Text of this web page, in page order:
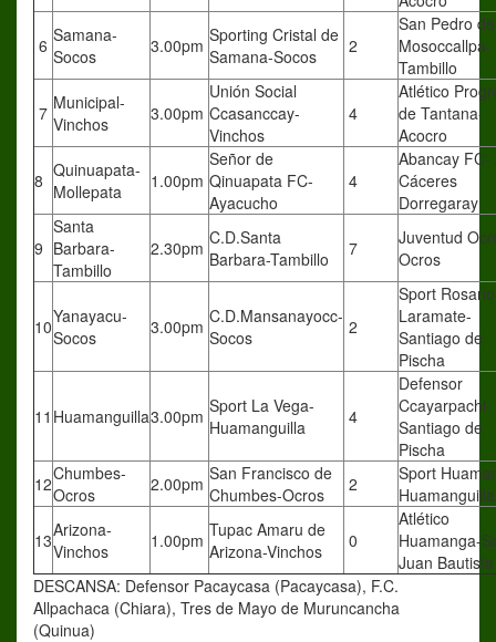
6 Samana-
Socos
3.00pm Sporting Cristal de
Samana-Socos
2
San Pedro de
Mosoccallpa-
Tambillo
7 Municipal-
Vinchos
3.00pm
Unión Social
Ccasanccay-
Vinchos
4
Atlético
de Tantana-
Acocro
8 Quinuapata-
Mollepata
1.00pm
Señor de
Qinuapata FC-
Ayacucho
4
Abancay FC-
Cáceres
Dorregaray
9
Santa
Barbara-
Tambillo
2.30pm C.D.Santa
Barbara-Tambillo
7
Juventud
Ocros
10Yanayacu-
Socos
3.00pm C.D.Mansanayocc-
Socos
2
Sport
Laramate-
Santiago de
Pischa
11 Huamanguilla3.00pm Sport La Vega-
Huamanguilla
4
Defensor
Ccayarpachi-
Santiago de
Pischa
12Chumbes-
Ocros
2.00pm San Francisco de
Chumbes-Ocros
2
Sport
Huamanguilla
13Arizona-
Vinchos
1.00pm Tupac Amaru de
Arizona-Vinchos
0
Atlético
Huamanga-
Juan Bautista
DESCANSA: Defensor Pacaycasa (Pacaycasa), F.C.
Allpachaca (Chiara), Tres de Mayo de Muruncancha
(Quinua)